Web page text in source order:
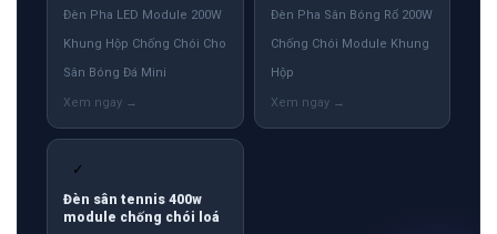
Đèn Pha LED Module 200W
Khung Hộp Chống Chói Cho
Sân Bóng Đá Mini
Đèn Pha Sân Bóng Rổ 200W
Chống Chói Module Khung
Hộp
✓
Đèn sân tennis 400w
module chống chói loá